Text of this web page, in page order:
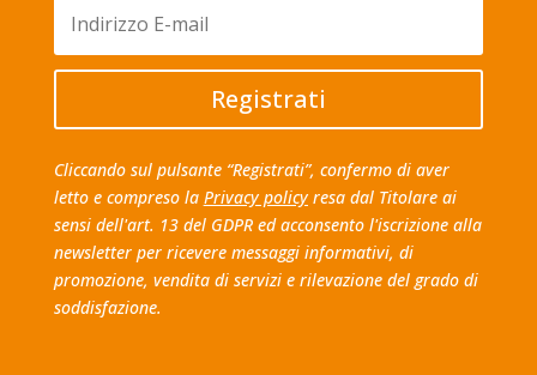
Registrati
Cliccando sul pulsante “Registrati”, confermo di aver
letto e compreso la Privacy policyresa dal Titolare ai
sensi dell'art. 13 del GDPR ed acconsento l'iscrizione alla
newsletter per ricevere messaggi informativi, di
promozione, vendita di servizi e rilevazione del grado di
soddisfazione.